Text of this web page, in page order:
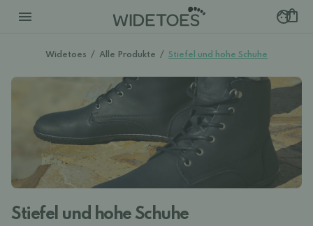
Widetoes / Alle Produkte / Stiefel und hohe Schuhe
Stiefel und hohe Schuhe